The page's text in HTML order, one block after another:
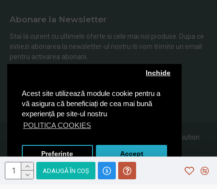
Acest site utilizează module cookie pentru a
vă asigura că beneficiați de cea mai bună
experiență pe site-ul nostru
POLITICA COOKIES
Inchide
Preferinte Accept
ADAUGĂ ÎN COŞ
Abonare la Newsletter
Stai la curent cu ultimele oferte si cele mai noi produse. Dupa ce
initiezi abonarea la newsletter-ul nostru iti vom trimite un email
pentru activarea abonarii.
Abonare
Am citit şi sunt de acord cu Politica de Confidentialitate
© 2019, Papir.ro, Toate drepturile rezervate Sanito Distribution